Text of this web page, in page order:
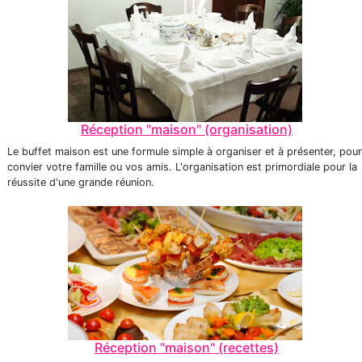
Réception "maison" (organisation)
Le buffet maison est une formule simple à organiser et à présenter, pour
convier votre famille ou vos amis. L'organisation est primordiale pour la
réussite d'une grande réunion.
Réception "maison" (recettes)